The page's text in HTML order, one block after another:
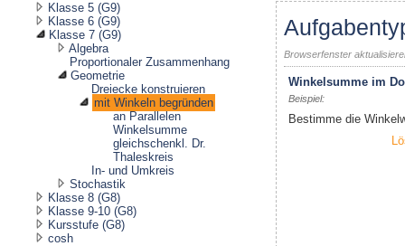
Klasse 5 (G9)
Klasse 6 (G9)
Klasse 7 (G9)
Algebra
Proportionaler Zusammenhang
Geometrie
Dreiecke konstruieren
mit Winkeln begründen
an Parallelen
Winkelsumme
gleichschenkl. Dr.
Thaleskreis
In- und Umkreis
Stochastik
Klasse 8 (G8)
Klasse 9-10 (G8)
Kursstufe (G8)
cosh
Browserfenster
Winkelsumme im
Beispiel:
Bestimme die